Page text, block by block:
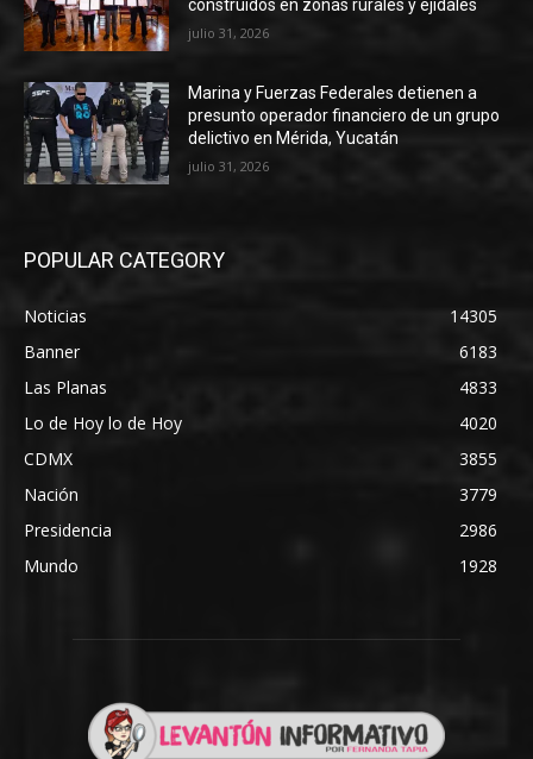
construidos en zonas rurales y ejidales
julio 31, 2026
Marina y Fuerzas Federales detienen a
presunto operador financiero de un grupo
delictivo en Mérida, Yucatán
julio 31, 2026
POPULAR CATEGORY
Noticias
14305
Banner
6183
Las Planas
4833
Lo de Hoy lo de Hoy
4020
CDMX
3855
Nación
3779
Presidencia
2986
Mundo
1928